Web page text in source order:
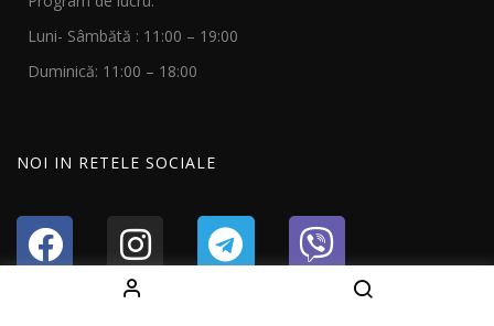
Luni- Sâmbătă : 11:00 – 19:00
Duminică: 11:00 – 18:00
NOI IN RETELE SOCIALE